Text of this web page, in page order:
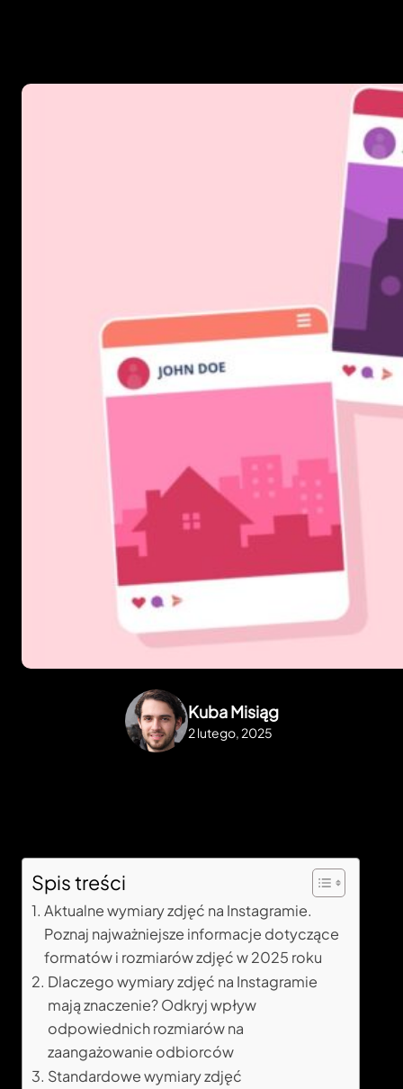
Kuba Misiąg
2 lutego, 2025
Spis treści
Aktualne wymiary zdjęć na Instagramie.
Poznaj najważniejsze informacje dotyczące
formatów i rozmiarów zdjęć w 2025 roku
Dlaczego wymiary zdjęć na Instagramie
mają znaczenie? Odkryj wpływ
odpowiednich rozmiarów na
zaangażowanie odbiorców
Standardowe wymiary zdjęć